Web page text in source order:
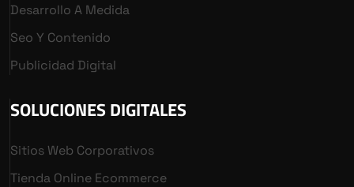
Desarrollo A Medida
Seo Y Contenido
Publicidad Digital
SOLUCIONES DIGITALES
Sitios Web Corporativos
Tienda Online Ecommerce